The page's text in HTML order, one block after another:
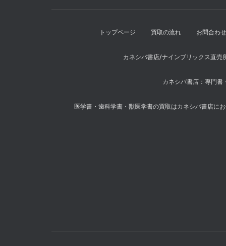
トップページ 買取の流れ お問合わ
カネシバ書店/ナインブリックス直売
カネシバ書店：専門書
医学書・歯科学書・獣医学書の買取はカネシバ書店に